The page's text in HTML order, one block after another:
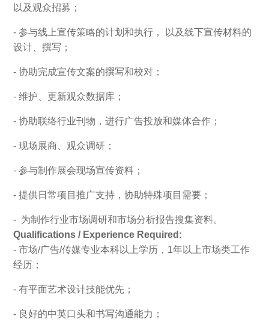
以及观众招募；
- 参与线上宣传策略的计划和执行， 以及线下宣传材料的
设计、撰写；
- 协助完成宣传文案的撰写和校对；
- 维护、更新观众数据库；
- 协助联络行业刊物，进行广告投放和媒体合作；
- 现场展商、观众调研；
- 参与制作展会现场宣传资料；
- 提供日常项目推广支持，协助特殊项目需要；
- 为制作行业市场调研和市场分析报告搜集资料。
Qualifications / Experience Required:
- 市场/广告/传媒专业本科以上学历，1年以上市场类工作
经历；
- 有平面艺术设计技能优先；
- 良好的中英口头和书写沟通能力；